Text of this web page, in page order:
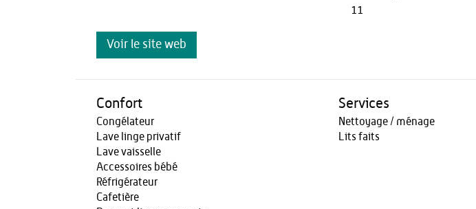
11
Voir le site web
Confort
Congélateur
Lave linge privatif
Lave vaisselle
Accessoires bébé
Réfrigérateur
Cafetière
Services
Nettoyage / ménage
Lits faits